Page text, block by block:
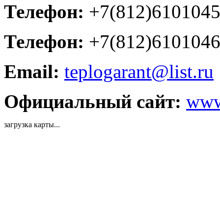
Телефон: +7(812)6101045
Телефон: +7(812)6101046
Email: teplogarant@list.ru
Официальный сайт:
загрузка карты...